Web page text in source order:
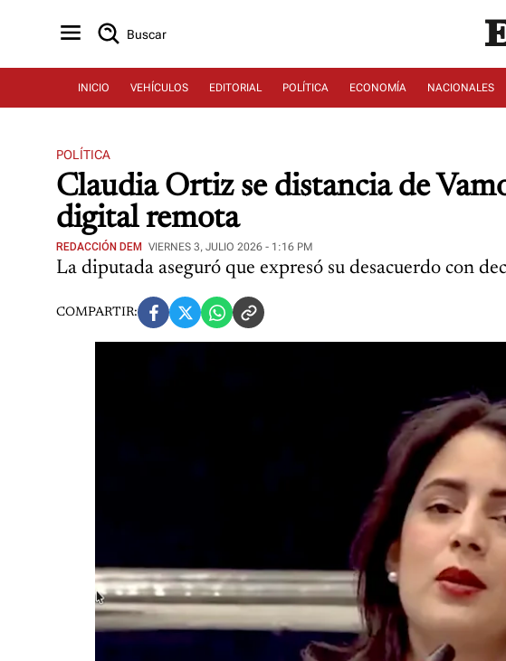
Buscar
INICIO VEHÍCULOS EDITORIAL POLÍTICA ECONOMÍA NACIONALES
POLÍTICA
Claudia Ortiz se distancia de
digital remota
REDACCIÓN DEM VIERNES 3, JULIO 2026 - 1:16 PM
La diputada aseguró que expresó su desacuerdo con
COMPARTIR: